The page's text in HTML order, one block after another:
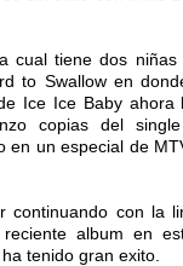
cual tiene dos
to Swallow en
Ice Ice Baby ahora
copias del
en un especial de
continuando con la
album en
tenido gran exito.